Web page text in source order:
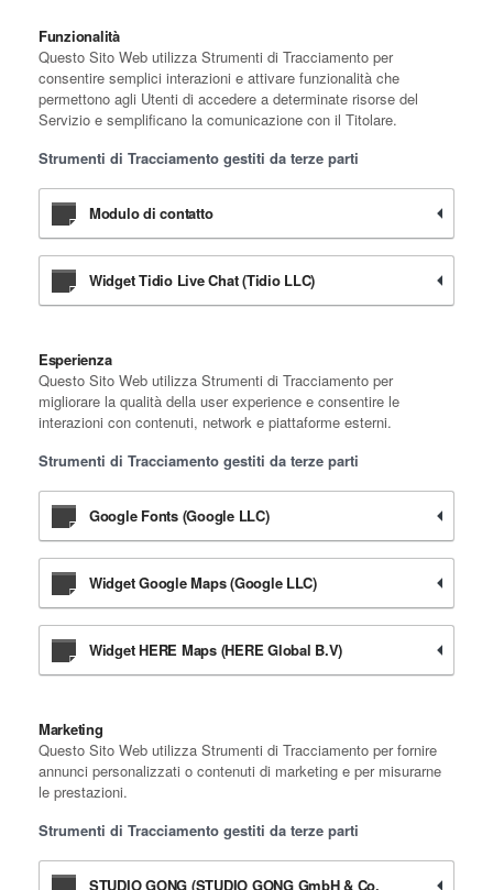
Funzionalità
Questo Sito Web utilizza Strumenti di Tracciamento per
consentire semplici interazioni e attivare funzionalità che
permettono agli Utenti di accedere a determinate risorse del
Servizio e semplificano la comunicazione con il Titolare.
Strumenti di Tracciamento gestiti da terze parti
Modulo di contatto
Widget Tidio Live Chat (Tidio LLC)
Esperienza
Questo Sito Web utilizza Strumenti di Tracciamento per
migliorare la qualità della user experience e consentire le
interazioni con contenuti, network e piattaforme esterni.
Strumenti di Tracciamento gestiti da terze parti
Google Fonts (Google LLC)
Widget Google Maps (Google LLC)
Widget HERE Maps (HERE Global B.V)
Marketing
Questo Sito Web utilizza Strumenti di Tracciamento per fornire
annunci personalizzati o contenuti di marketing e per misurarne
le prestazioni.
Strumenti di Tracciamento gestiti da terze parti
STUDIO GONG (STUDIO GONG GmbH & Co.